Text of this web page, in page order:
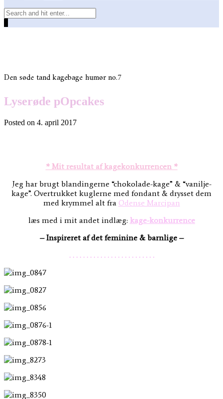
Den søde tandkagebage humørno.7
Lyserøde pOpcakes
Posted on 4. april 2017
* Mit resultat af kagekonkurrencen *
Jeg har brugt blandingerne “chokolade-kage” & “vanilje-
kage”. Overtrukket kuglerne med fondant & drysset dem
med krymmel alt fra Odense Marcipan
læs med i mit andet indlæg: kage-konkurrence
– Inspireret af det feminine & barnlige –
. . . . . . . . . . . . . . . . . . . . . . . . .